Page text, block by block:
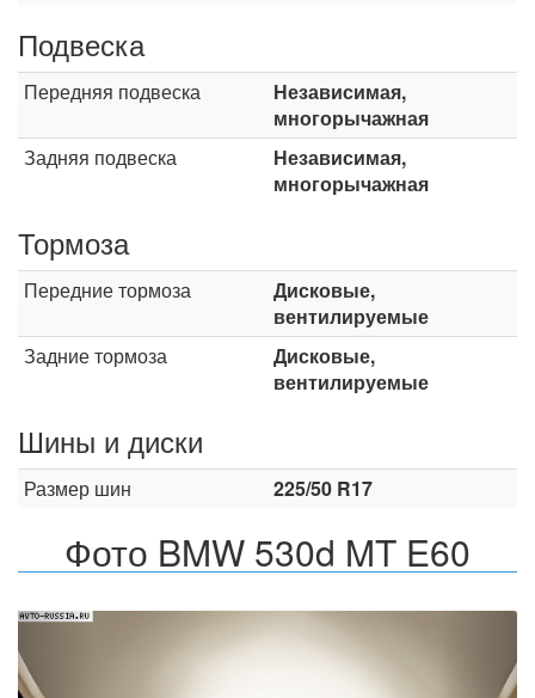
Подвеска
Передняя подвеска
Независимая,
многорычажная
Задняя подвеска
Независимая,
многорычажная
Тормоза
Передние тормоза
Дисковые,
вентилируемые
Задние тормоза
Дисковые,
вентилируемые
Шины и диски
Размер шин 225/50 R17
Фото BMW 530d MT E60
Назад